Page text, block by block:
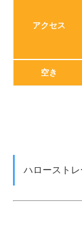
アクセス
空き
ハローストレ